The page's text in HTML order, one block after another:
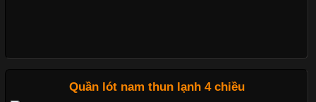
Cập nhật 2026-05-20 14:58:56
Quần lót nam thun lạnh 4 chiều